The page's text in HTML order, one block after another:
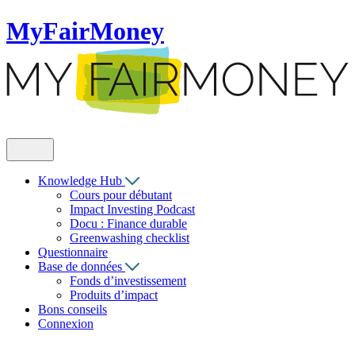
MyFairMoney
Knowledge Hub
Cours pour débutant
Impact Investing Podcast
Docu : Finance durable
Greenwashing checklist
Questionnaire
Base de données
Fonds d’investissement
Produits d’impact
Bons conseils
Connexion